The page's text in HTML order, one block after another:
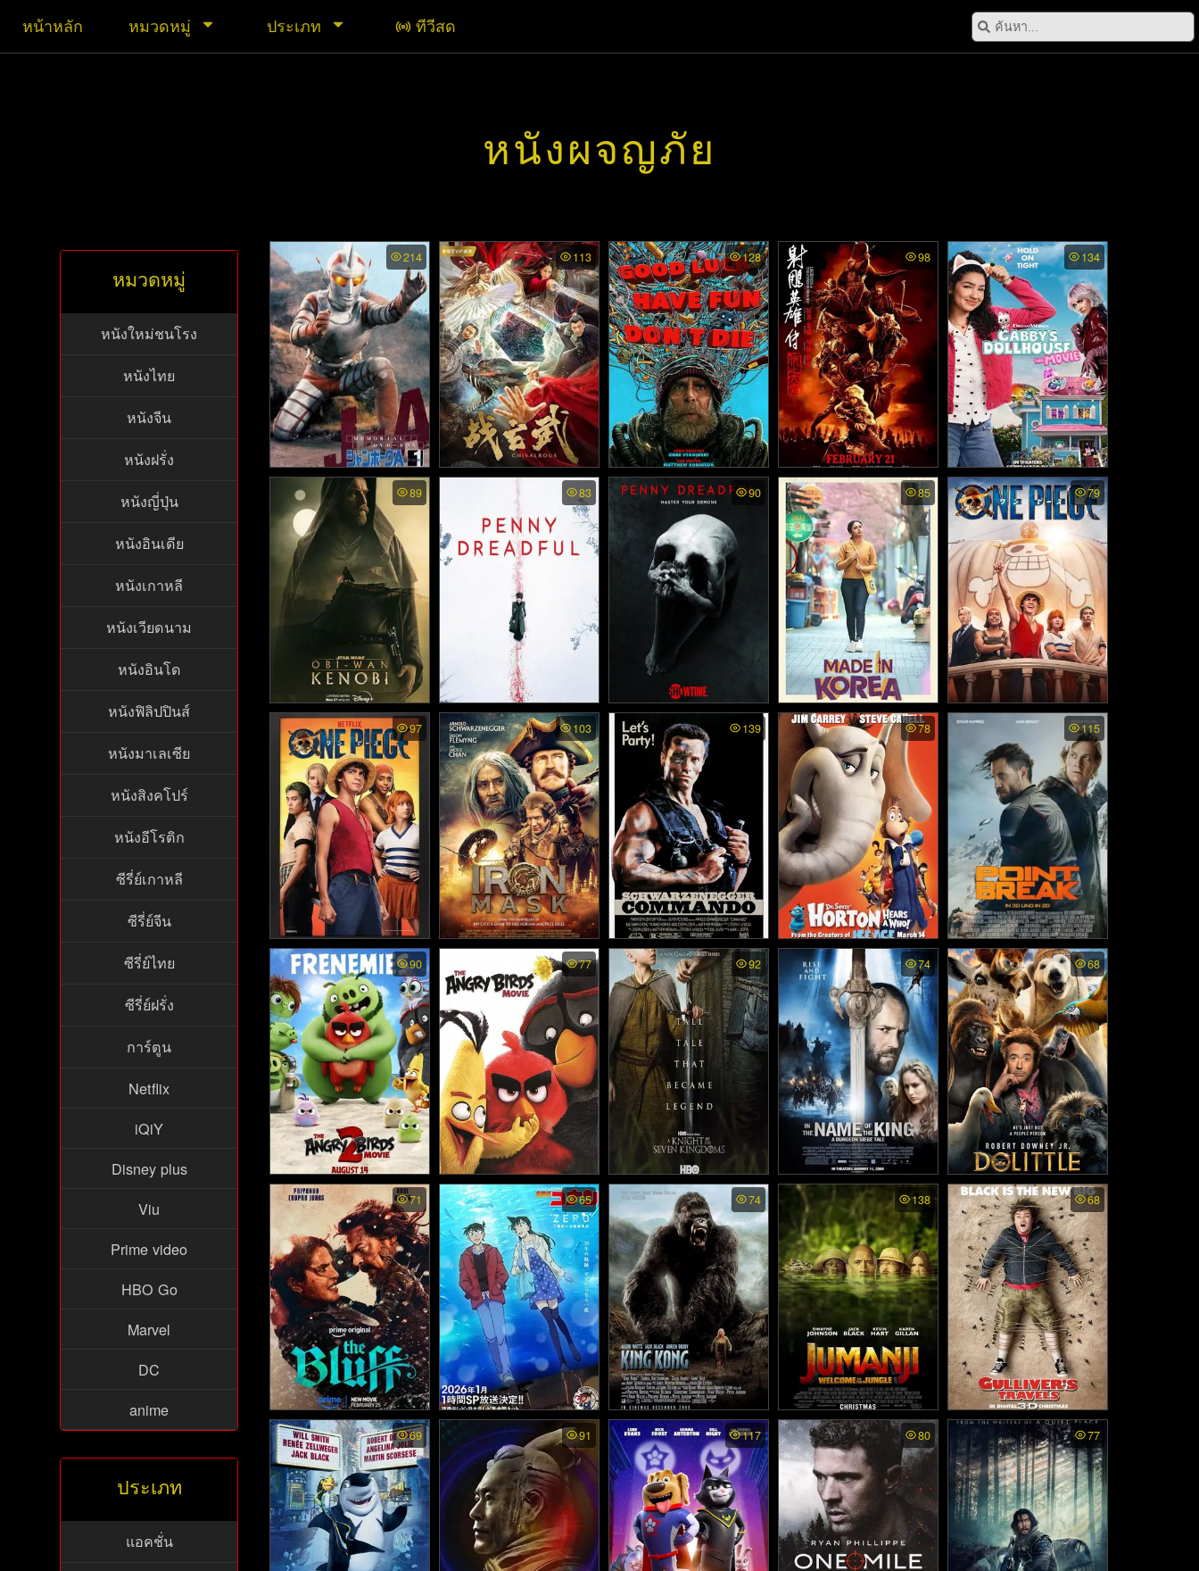
หน้าหลัก หมวดหมู่ ประเภท ทีวีสด
หนังผจญภัย
หมวดหมู่
หนังใหม่ชนโรง
หนังไทย
หนังจีน
หนังฝรั่ง
หนังญี่ปุ่น
หนังอินเดีย
หนังเกาหลี
หนังเวียดนาม
หนังอินโด
หนังฟิลิปปินส์
หนังมาเลเซีย
หนังสิงคโปร์
หนังอีโรติก
ซีรี่ย์เกาหลี
ซีรี่ย์จีน
ซีรี่ย์ไทย
ซีรี่ย์ฝรั่ง
การ์ตูน
Netflix
iQiY
Disney plus
Viu
Prime video
HBO Go
Marvel
DC
anime
ประเภท
แอคชั่น
214
JUMBORG ACE1973 พาก
ย์ไทย - จัมโบ้เอ 1973 (197
113
Chivalrous - ศึกเสวียนอู่ (2
020)
128
Good Luck Have Fun Do
n’t Die (2025)
98
The Legend of the Condor
Heroes The Gallants - มัง
กรหยก จอมยุทธ์ผู้ยิ่งใหญ่ (2
025)
134
Gabby's Dollhouse: The M
ovie (2025)
89
Obi Wan Kenobi พากย์ไทย
- โอบี วัน เคโนบี (2022)
83
Penny Dreadful ss2 พากย์
ไทย - เรื่องเล่าเขย่าขวัญ ภ
าค2 (2015)
90
Penny Dreadful พากย์ไทย
- เรื่องเล่าเขย่าขวัญ (2014)
85
Made in Korea - สร้างฝันใ
นเกาหลี (2026)
79
One Piece ss2 พากย์ไทย -
วันพืช ภาค 2 (2026)
97
One Piece พากย์ไทย - วัน
พีซ (2023)
103
Journey to China The Mys
tery of Iron Mask - อภินิหา
รมังกรฟัดโลก (2019)
139
Commando - คอมมานโด
(1985)
78
Horton Hears A Who - ฮอ
ร์ตัน กับ โลกจิ๋วสุดมหัศจรร
ย์ (2008)
115
Point Break - ปล้นข้ามโค
ตร (2015)
90
The Angry Birds Movie 2 -
แอ็งกรี เบิร์ดส เดอะ มูวี่ 2
(2019)
77
The Angry Birds Movie - แ
องกรีเบิร์ดส เดอะ มูฟวี่ (20
16)
92
A Knight of the Seven Kin
gdoms พากย์ไทย - อัศวินแ
ห่งเจ็ดราชอาณาจักร (202
6)
74
In the Name of the King:
A Dungeon Siege Tale - ศึ
กนักรบกองพันปีศาจ (200
7)
68
Dolittle - ด็อกเตอร์ ดูลิตเติ้ล
(2020)
71
The Bluff - เดอะบลัฟ ชำระ
แค้นราชินีโจรสลัด (2026)
65
Detective Conan Episode
“ZERO”: The Shinichi Kud
o Aquarium Case - ยอดนั
กสืบจิ๋วโคนัน เอพิโซด "ซีโ
ร่": คดีพิพิธภัณฑ์สัตว์น้ำขอ
งคุโด้ ชินอิจิ (2026)
74
King Kong. - คิงคอง (200
5)
138
Jumanji: Welcome to the J
ungle - เกมดูดโลก บุกป่าม
หัศจรรย์ (2017)
68
Gullivers Travels - กัลลิเวอ
ร์ผจญภัย (2010)
69 91 117 80 77